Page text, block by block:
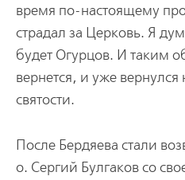
время по-настоящему
страдал за Церковь. Я
будет Огурцов. И таким
вернется, и уже
святости.
После Бердяева стали
о. Сергий Булгаков со